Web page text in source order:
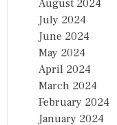
August 2024
July 2024
June 2024
May 2024
April 2024
March 2024
February 2024
January 2024